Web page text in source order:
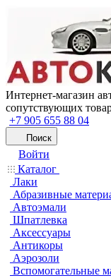
Интернет-магазин
сопутствующих
+7 905 655 88 04
Поиск
Войти
Каталог
Лаки
Абразивные
Автоэмали
Шпатлевка
Аксессуары
Антикоры
Аэрозоли
Вспомогательные